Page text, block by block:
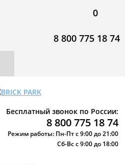
0
8 800 775 18 74
Бесплатный звонок по России:
8 800 775 18 74
Режим работы: Пн-Пт с 9:00 до 21:00
Сб-Вс с 9:00 до 18:00